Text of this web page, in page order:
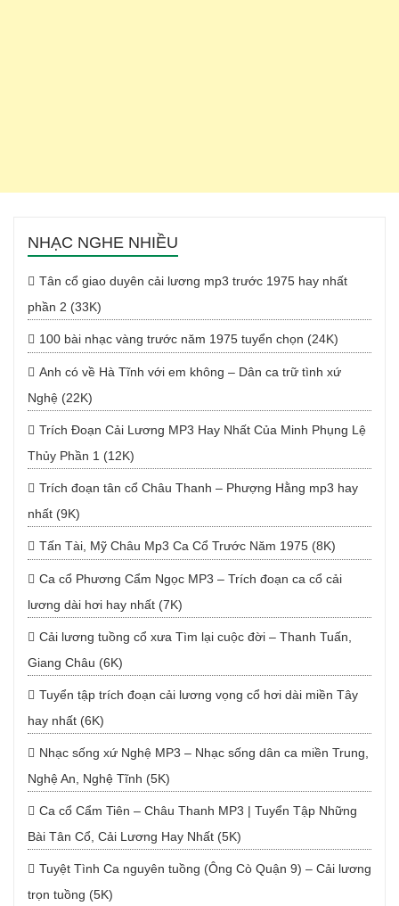
NHẠC NGHE NHIỀU
Tân cổ giao duyên cải lương mp3 trước 1975 hay nhất
phần 2 (33K)
100 bài nhạc vàng trước năm 1975 tuyển chọn (24K)
Anh có về Hà Tĩnh với em không – Dân ca trữ tình xứ
Nghệ (22K)
Trích Đoạn Cải Lương MP3 Hay Nhất Của Minh Phụng Lệ
Thủy Phần 1 (12K)
Trích đoạn tân cổ Châu Thanh – Phượng Hằng mp3 hay
nhất (9K)
Tấn Tài, Mỹ Châu Mp3 Ca Cổ Trước Năm 1975 (8K)
Ca cổ Phương Cẩm Ngọc MP3 – Trích đoạn ca cổ cải
lương dài hơi hay nhất (7K)
Cải lương tuồng cổ xưa Tìm lại cuộc đời – Thanh Tuấn,
Giang Châu (6K)
Tuyển tập trích đoạn cải lương vọng cổ hơi dài miền Tây
hay nhất (6K)
Nhạc sống xứ Nghệ MP3 – Nhạc sống dân ca miền Trung,
Nghệ An, Nghệ Tĩnh (5K)
Ca cổ Cẩm Tiên – Châu Thanh MP3 | Tuyển Tập Những
Bài Tân Cổ, Cải Lương Hay Nhất (5K)
Tuyệt Tình Ca nguyên tuồng (Ông Cò Quận 9) – Cải lương
trọn tuồng (5K)